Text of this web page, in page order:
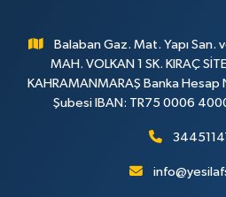
Balaban Gaz. Mat. Yapı San.
MAH. VOLKAN 1 SK. KIRAÇ
KAHRAMANMARAŞ Banka Hesap
Şubesi IBAN: TR75 0006